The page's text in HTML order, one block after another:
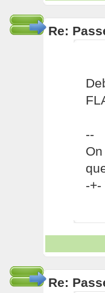
Re:
--
-+-
Re: